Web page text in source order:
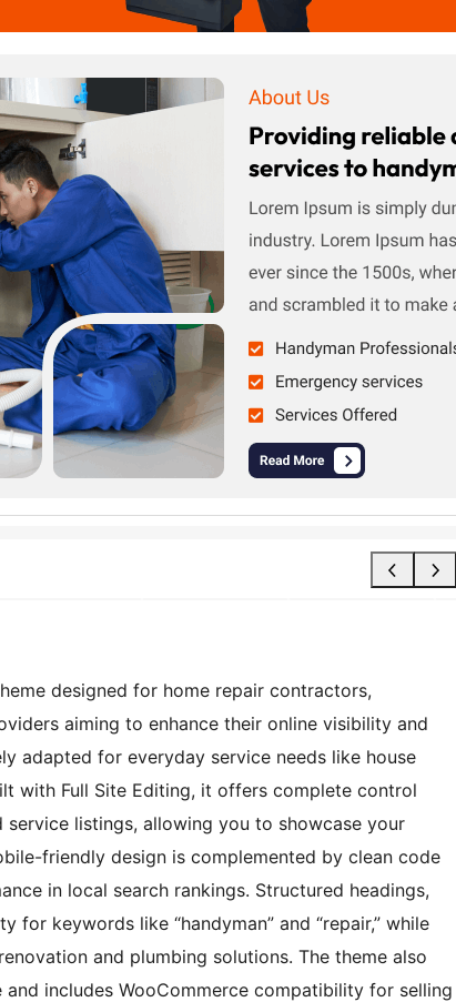
designed for home repair contractors,
aiming to enhance their online visibility and
adapted for everyday service needs like house
with Full Site Editing, it offers complete control
service listings, allowing you to showcase your
friendly design is complemented by clean code
in local search rankings. Structured headings,
for keywords like “handyman” and “repair,” while
and plumbing solutions. The theme also
includes WooCommerce compatibility for selling